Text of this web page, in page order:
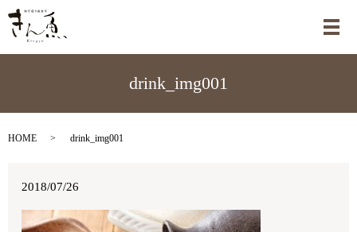
メ
drink_img001
HOME drink_img001
2018/07/26